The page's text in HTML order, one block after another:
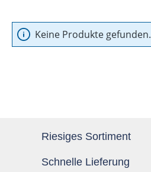
Keine Produkte gefunden.
Riesiges Sortiment
Schnelle Lieferung